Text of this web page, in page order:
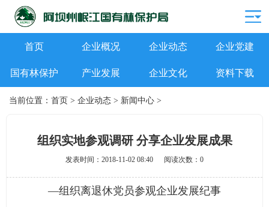
首页 企业概况 企业动态 企业党建
国有林保护 产业发展 企业文化 资料下载
当前位置： 首页 > 企业动态 > 新闻中心 >
组织实地参观调研 分享企业发展成果
发表时间：2018-11-02 08:40 阅读次数：0
—组织离退休党员参观企业发展纪事